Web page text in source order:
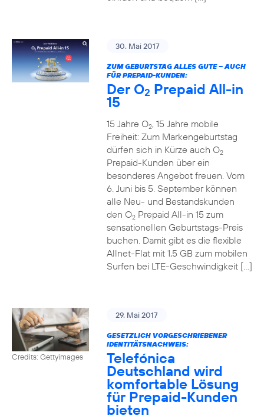
30. Mai 2017
ZUM GEBURTSTAG ALLES GUTE – AUCH
FÜR PREPAID-KUNDEN:
Der O2 Prepaid All-in
15
15 Jahre O2, 15 Jahre mobile
Freiheit: Zum Markengeburtstag
dürfen sich in Kürze auch O2
Prepaid-Kunden über ein
besonderes Angebot freuen. Vom
6. Juni bis 5. September können
alle Neu- und Bestandskunden
den O2Prepaid All-in 15 zum
sensationellen Geburtstags-Preis
buchen. Damit gibt es die flexible
Allnet-Flat mit 1,5 GB zum mobilen
Surfen bei LTE-Geschwindigkeit […]
Credits: Gettyimages
29. Mai 2017
GESETZLICH VORGESCHRIEBENER
IDENTITÄTSNACHWEIS:
Telefónica
Deutschland wird
komfortable Lösung
für Prepaid-Kunden
bieten